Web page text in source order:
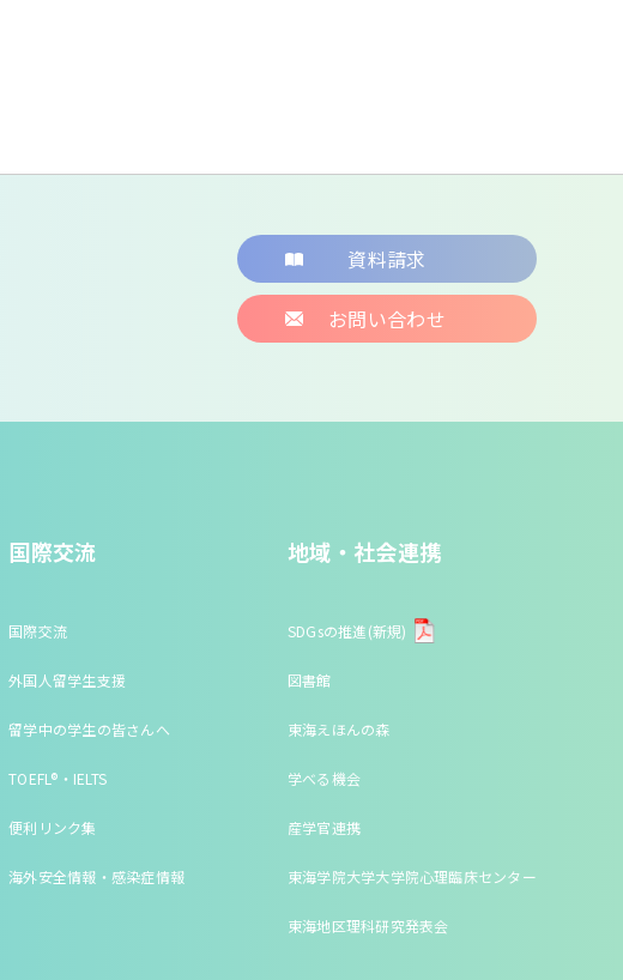
資料請求
お問い合わせ
国際交流
国際交流
外国人留学生支援
留学中の学生の皆さんへ
TOEFL®・IELTS
便利リンク集
海外安全情報・感染症情報
地域・社会連携
SDGsの推進(新規)
図書館
東海えほんの森
学べる機会
産学官連携
東海学院大学大学院心理臨床センター
東海地区理科研究発表会